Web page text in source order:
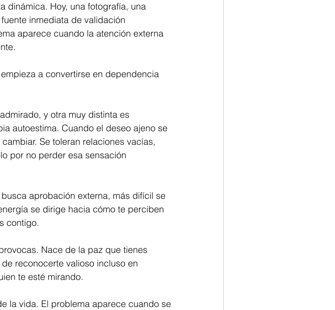
dinámica. Hoy, una fotografía, una
inmediata de validación
aparece cuando la atención externa
a convertirse en dependencia
y otra muy distinta es
autoestima. Cuando el deseo ajeno se
Se toleran relaciones vacías,
por no perder esa sensación
aprobación externa, más difícil se
se dirige hacia cómo te perciben
contigo.
Nace de la paz que tienes
reconocerte valioso incluso en
te esté mirando.
la vida. El problema aparece cuando se